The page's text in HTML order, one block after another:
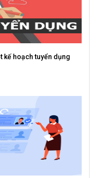
Hơn Trong Công Việc